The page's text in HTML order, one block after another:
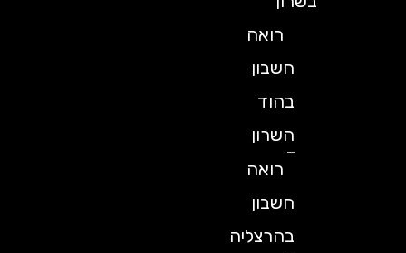
רואה
חשבון
בהוד
השרון
רואה
חשבון
בהרצליה